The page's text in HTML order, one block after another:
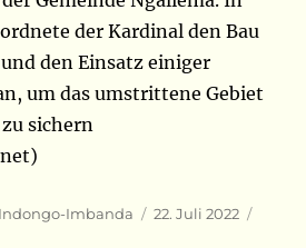
der Kardinal den Bau
den Einsatz einiger
um das umstrittene Gebiet
sichern
Imbanda
Veröffentlicht
22. Juli 2022